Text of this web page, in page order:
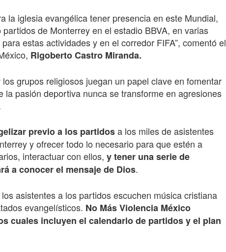
la iglesia evangélica tener presencia en este Mundial,
de Monterrey en el estadio BBVA, en varias
estas actividades y en el corredor FIFA”, comentó el
Rigoberto Castro Miranda.
grupos religiosos juegan un papel clave en fomentar
la pasión deportiva nunca se transforme en agresiones
previo a los partidosa los miles de asistentes
y ofrecer todo lo necesario para que estén a
interactuar con ellos, y tener una serie de
a conocer el mensaje de Dios.
asistentes a los partidos escuchen música cristiana
evangelísticos. No Más Violencia México
cuales incluyen el calendario de partidos y el plan